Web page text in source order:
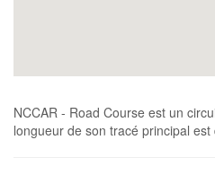
NCCAR - Road Course est un
longueur de son tracé principal